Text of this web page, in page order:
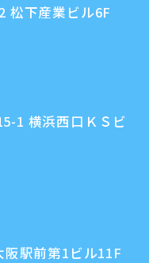
松下産業ビル6F
1 横浜西口ＫＳビ
駅前第1ビル11F